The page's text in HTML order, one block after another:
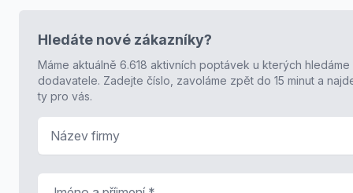
Hledáte nové zákazníky?
Máme aktuálně 6.618 aktivních poptávek u kterých hledáme
dodavatele. Zadejte číslo, zavoláme zpět do 15 minut a
ty pro vás.